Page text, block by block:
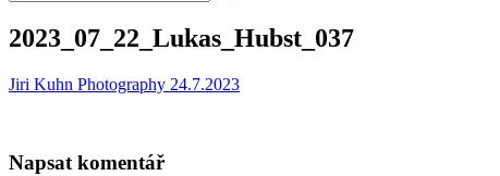
…
2023_07_22_Lukas_Hubst_037
Jiri Kuhn Photography 24.7.2023
Napsat komentář